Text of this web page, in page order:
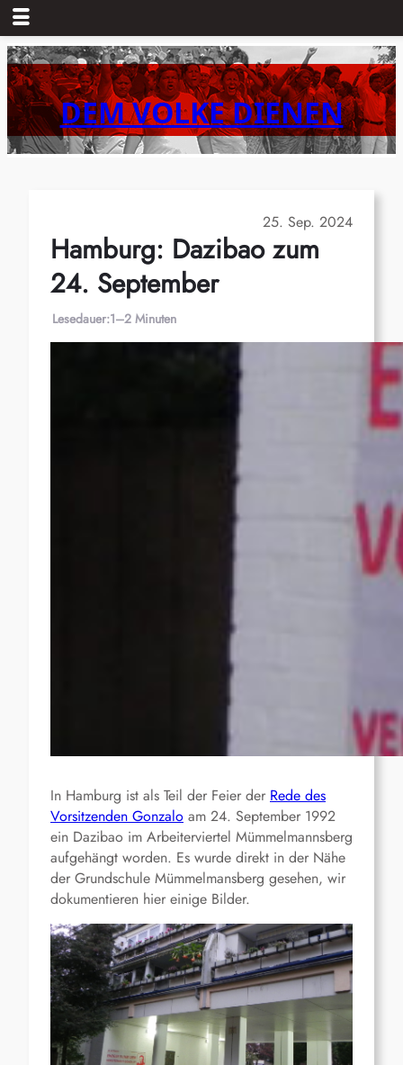
Zum
Inhalt
springenDEM VOLKE DIENEN
25. Sep. 2024
Hamburg: Dazibao zum
24. September
Lesedauer:1–2 Minuten
In Hamburg ist als Teil der Feier der Rede des
Vorsitzenden Gonzalo am 24. September 1992
ein Dazibao im Arbeiterviertel Mümmelmannsberg
aufgehängt worden. Es wurde direkt in der Nähe
der Grundschule Mümmelmansberg gesehen, wir
dokumentieren hier einige Bilder.